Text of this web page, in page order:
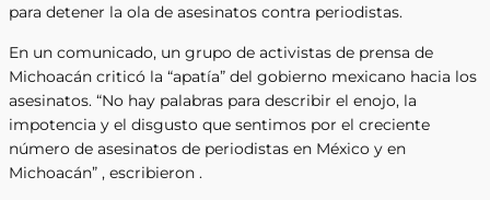
para detener la ola de asesinatos contra periodistas.
En un comunicado, un grupo de activistas de prensa de
Michoacán criticó la “apatía” del gobierno mexicano hacia los
asesinatos. “No hay palabras para describir el enojo, la
impotencia y el disgusto que sentimos por el creciente
número de asesinatos de periodistas en México y en
Michoacán” , escribieron .